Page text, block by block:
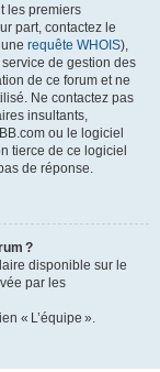
les premiers
part, contactez le
requête WHOIS),
service de gestion des
de ce forum et ne
Ne contactez pas
insultants,
ou le logiciel
tierce de ce logiciel
de réponse.
?
disponible sur le
par les
« L’équipe ».